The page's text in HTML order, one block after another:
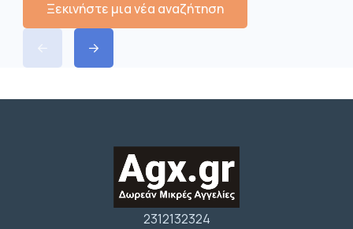
Ξεκινήστε μια νέα αναζήτηση
2312132324